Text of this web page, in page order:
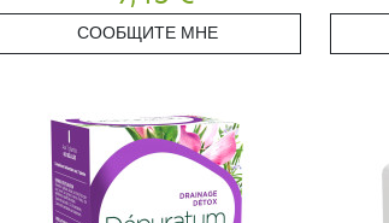
СООБЩИТЕ МНЕ